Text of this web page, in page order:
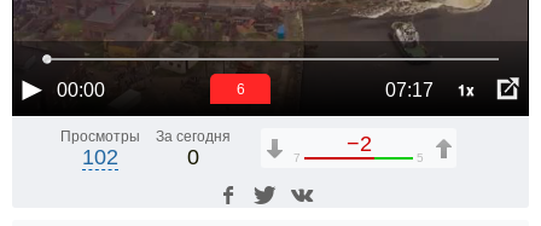
00:00 07:17 1x
6
Просмотры
102
За сегодня
0
−2
7 5